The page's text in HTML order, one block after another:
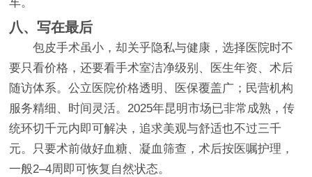
车。
八、写在最后
包皮手术虽小，却关乎隐私与健康，选择医院时不
要只看价格，还要看手术室洁净级别、医生年资、术后
随访体系。公立医院价格透明、医保覆盖广；民营机构
服务精细、时间灵活。2025年昆明市场已非常成熟，传
统环切千元内即可解决，追求美观与舒适也不过三千
元。只要术前做好血糖、凝血筛查，术后按医嘱护理，
一般2–4周即可恢复自然状态。